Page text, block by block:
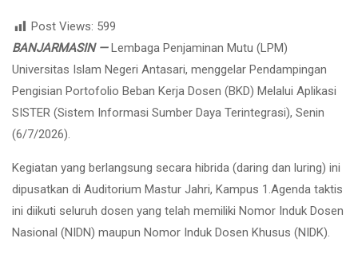
Post Views: 599
BANJARMASIN —Lembaga Penjaminan Mutu (LPM)
Universitas Islam Negeri Antasari, menggelar Pendampingan
Pengisian Portofolio Beban Kerja Dosen (BKD) Melalui Aplikasi
SISTER (Sistem Informasi Sumber Daya Terintegrasi), Senin
(6/7/2026).
Kegiatan yang berlangsung secara hibrida (daring dan luring) ini
dipusatkan di Auditorium Mastur Jahri, Kampus 1.Agenda taktis
ini diikuti seluruh dosen yang telah memiliki Nomor Induk Dosen
Nasional (NIDN) maupun Nomor Induk Dosen Khusus (NIDK).